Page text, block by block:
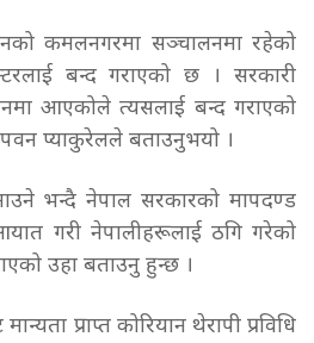
कमलनगरमा सञ्चालनमा रहेको
बन्द गराएको छ । सरकारी
आएकोले त्यसलाई बन्द गराएको
प्याकुरेलले बताउनुभयो ।
भन्दै नेपाल सरकारको मापदण्ड
गरी नेपालीहरूलाई ठगि गरेको
उहा बताउनु हुन्छ ।
प्राप्त कोरियान थेरापी प्रविधि